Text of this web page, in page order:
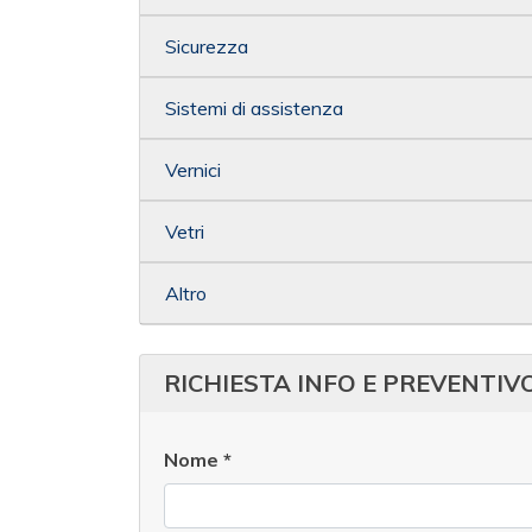
Sicurezza
Sistemi di assistenza
Vernici
Vetri
Altro
RICHIESTA INFO E
Nome *